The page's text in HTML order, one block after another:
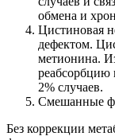
обмена и
Цистиновая
дефектом.
метионина.
реабсорбцию
2% случаев.
Смешанные
Без коррекции